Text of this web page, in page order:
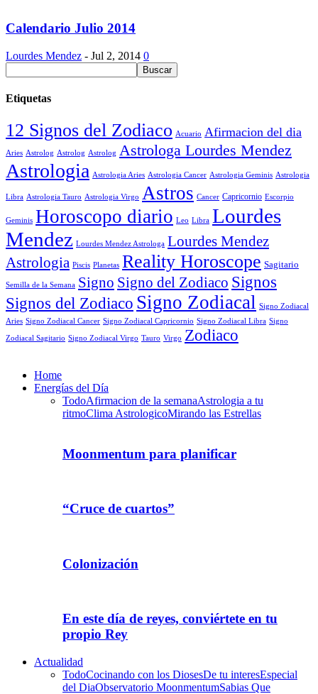
Calendario Julio 2014
Lourdes Mendez - Jul 2, 2014 0
Etiquetas
12 Signos del Zodiaco Acuario Afirmacion del dia
Aries Astrolog Astrolog Astrolog Astrologa Lourdes Mendez
Astrologia Astrologia Aries Astrologia Cancer Astrologia Geminis Astrologia
Libra Astrologia Tauro Astrologia Virgo Astros Cancer Capricornio Escorpio
Geminis Horoscopo diario Leo Libra Lourdes
Mendez Lourdes Mendez Astrologa Lourdes Mendez
Astrologia Piscis Planetas Reality Horoscope Sagitario
Semilla de la Semana Signo Signo del Zodiaco Signos
Signos del Zodiaco Signo Zodiacal Signo Zodiacal
Aries Signo Zodiacal Cancer Signo Zodiacal Capricornio Signo Zodiacal Libra Signo
Zodiacal Sagitario Signo Zodiacal Virgo Tauro Virgo Zodiaco
Home
Energías del Día
TodoAfirmacion de la semanaAstrologia a tu
ritmoClima AstrologicoMirando las Estrellas
Moonmentum para planificar
“Cruce de cuartos”
Colonización
En este día de reyes, conviértete en tu
propio Rey
Actualidad
TodoCocinando con los DiosesDe tu interesEspecial
del DiaObservatorio MoonmentumSabias Que